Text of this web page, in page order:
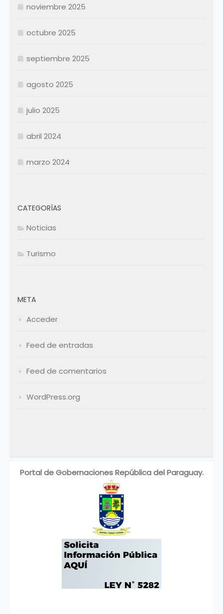
Noviembre
Resumen Permanentes
Noviembre
Resumen Permanentes
noviembre 2025
octubre 2025
septiembre 2025
agosto 2025
julio 2025
abril 2024
marzo 2024
CATEGORÍAS
Noticias
Turismo
META
Acceder
Feed de entradas
Feed de comentarios
WordPress.org
Portal de Gobernaciones República del Paraguay.